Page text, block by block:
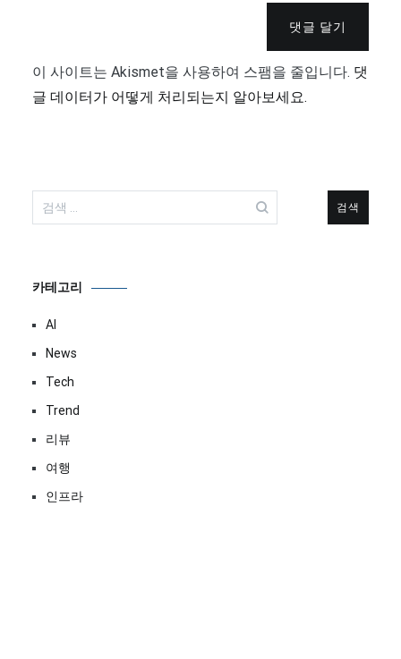
댓글 달기
이 사이트는 Akismet을 사용하여 스팸을 줄입니다. 댓
글 데이터가 어떻게 처리되는지 알아보세요.
색:
카테고리
AI
News
Tech
Trend
리뷰
여행
인프라